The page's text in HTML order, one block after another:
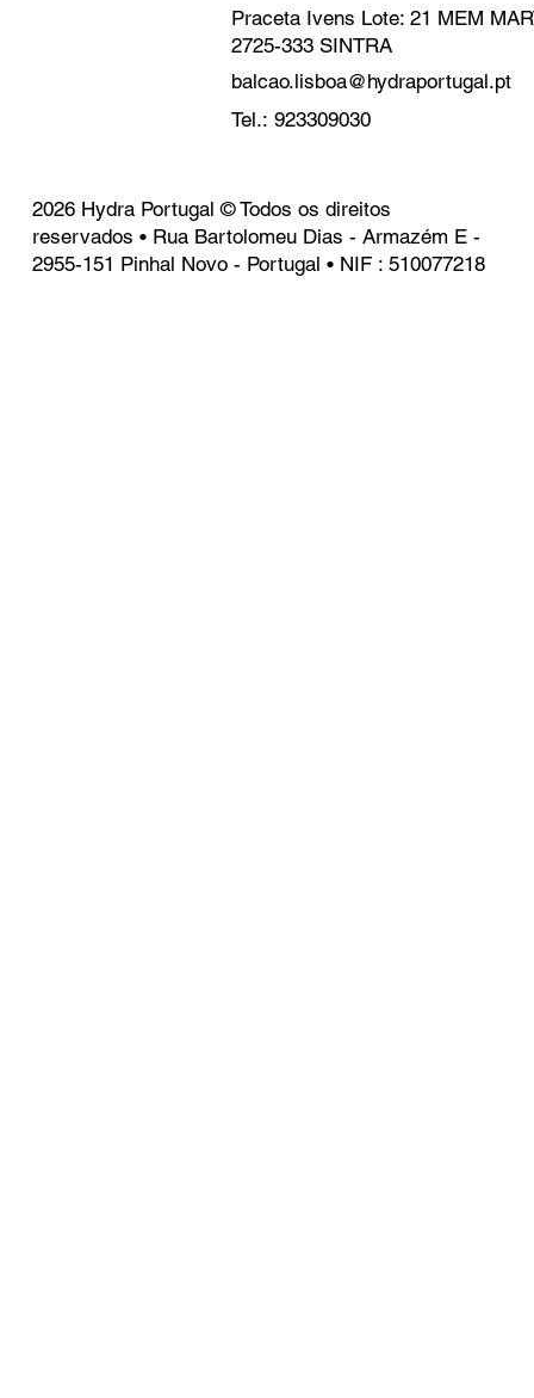
Praceta Ivens Lote: 21 MEM
2725-333 SINTRA
balcao.lisboa@hydraportugal.pt
Tel.: 923309030
2026 Hydra Portugal © Todos os direitos
reservados • Rua Bartolomeu Dias - Armazém E -
2955-151 Pinhal Novo - Portugal • NIF : 510077218